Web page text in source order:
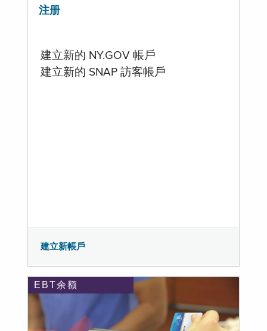
注册
建立新的 NY.GOV 帳戶
建立新的 SNAP 訪客帳戶
建立新帳戶
EBT余额